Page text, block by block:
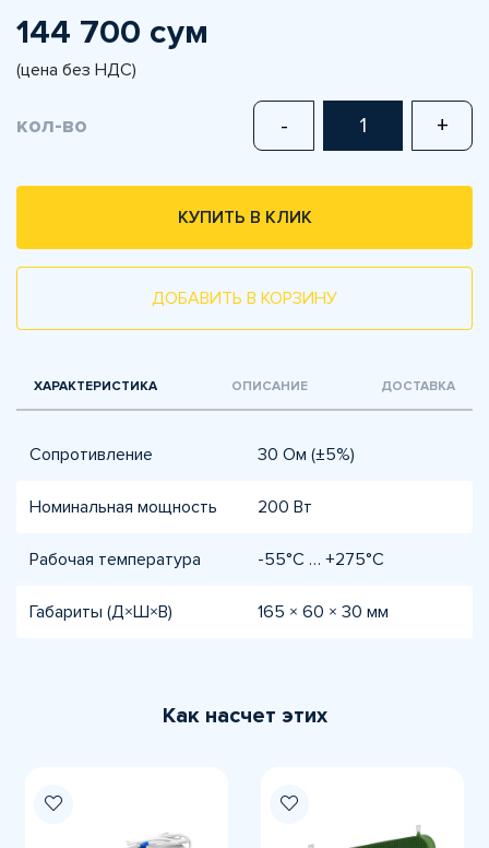
144 700 сум
(цена без НДС)
кол-во - +
КУПИТЬ В КЛИК
ДОБАВИТЬ В КОРЗИНУ
ХАРАКТЕРИСТИКА ОПИСАНИЕ ДОСТАВКА
Сопротивление 30 Ом (±5%)
Номинальная мощность 200 Вт
Рабочая температура -55°C … +275°C
Габариты (Д×Ш×В) 165 × 60 × 30 мм
Как насчет этих